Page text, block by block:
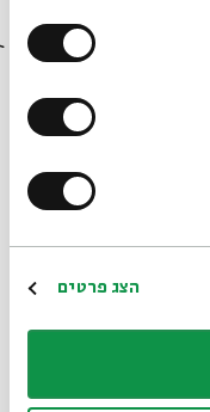
הצג פרטים
סושי או חומוס. לכולם
ידעו להבחין בהבדלים.
המשפחה הרבים מאוד
הראשון. בני צדק – היו
שם כולם איכשהו. כבר